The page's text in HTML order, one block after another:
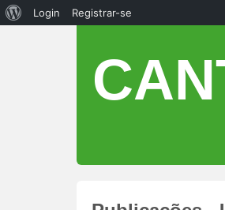
Login Registrar-se